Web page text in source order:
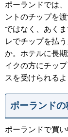
ポーランドでは
ントのチップを
ではなく、あく
レでチップを払
か。ホテルに長
イクの方にチッ
スを受けられる
ポーランドの
ポーランドで買